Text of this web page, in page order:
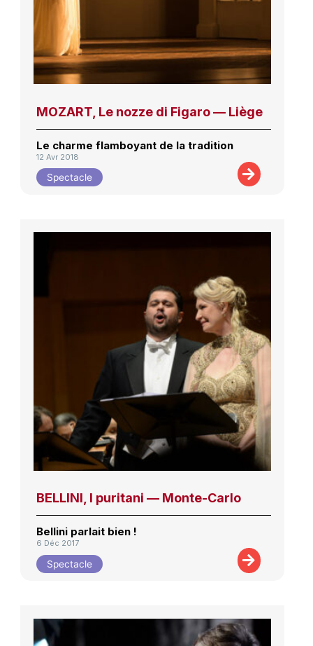
MOZART, Le nozze di Figaro — Liège
Le charme flamboyant de la tradition
12 Avr 2018
Spectacle
BELLINI, I puritani — Monte-Carlo
Bellini parlait bien !
6 Déc 2017
Spectacle